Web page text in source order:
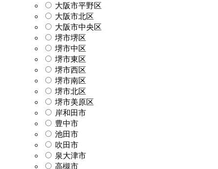
大阪市平野区
大阪市北区
大阪市中央区
堺市堺区
堺市中区
堺市東区
堺市西区
堺市南区
堺市北区
堺市美原区
岸和田市
豊中市
池田市
吹田市
泉大津市
高槻市